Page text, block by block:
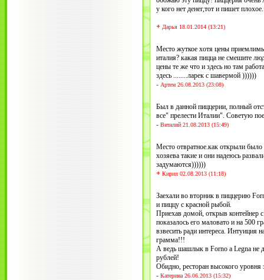
у кого нет денег,тот и пишет плохое.
+ Дарья 18.01.2014 (13:21)
Место жуткое хотя цены
италия? какая пицца не смешите
цены те же что и здесь но там
здесь ........ларек с шавермой ))))))
- Артем 26.08.2013 (23:08)
Был в данной пиццерии, полный
все" прелести Италии". Советую
- Виталий 21.08.2013 (15:49)
Место отвратное.как открыли
хозяева такие и они надеюсь
задумаются))))))
+ Кирил 02.08.2013 (11:18)
Заехали во вторник в пиццерию
и пиццу с красной рыбой.
Приехав домой, открыв контейнер
показалось его маловато и на 500
взвесить ради интереса. Интуиция
грамма!!!
А ведь шашлык в Forno a Legna не
рублей!
Обидно, ресторан высокого уровня
- Катерина 26.06.2013 (15:32)